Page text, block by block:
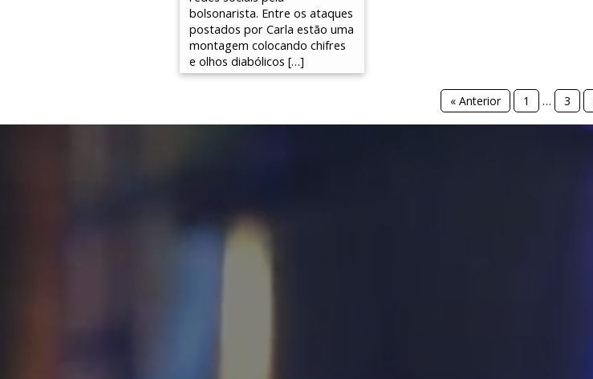
bolsonarista. Entre os ataques
postados por Carla estão uma
montagem colocando chifres
e olhos diabólicos […]
« Anterior 1 … 3